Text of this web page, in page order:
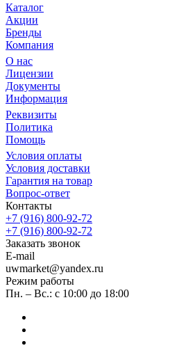
Каталог
Акции
Бренды
Компания
О нас
Лицензии
Документы
Информация
Реквизиты
Политика
Помощь
Условия оплаты
Условия доставки
Гарантия на товар
Вопрос-ответ
Контакты
+7 (916) 800-92-72
+7 (916) 800-92-72
Заказать звонок
E-mail
uwmarket@yandex.ru
Режим работы
Пн. – Вс.: с 10:00 до 18:00